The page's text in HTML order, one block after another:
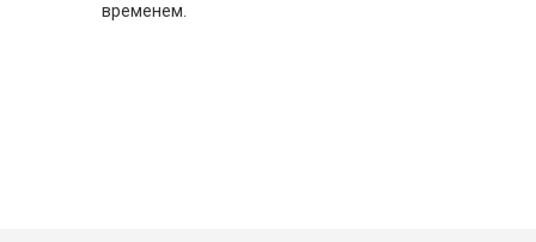
временем.